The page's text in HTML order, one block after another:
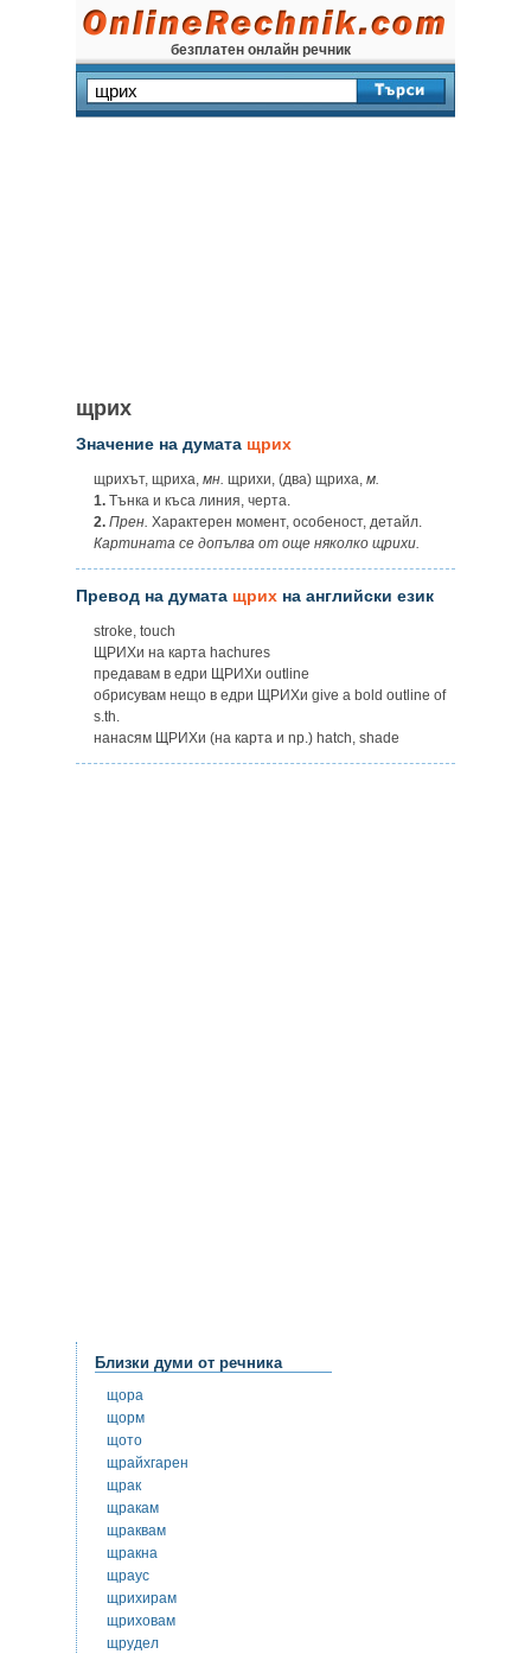
безплатен онлайн речник
щрих
Значение на думата щрих
щрихът, щриха, мн. щрихи, (два) щриха, м.
1. Тънка и къса линия, черта.
2. Прен. Характерен момент, особеност, детайл.
Картината се допълва от още няколко щрихи.
Превод на думата щрих на английски език
stroke, touch
ЩРИХи на карта hachures
предавам в едри ЩРИХи outline
обрисувам нещо в едри ЩРИХи give a bold outline оf
s.th.
нанасям ЩРИХи (на карта и np.) hatch, shade
Близки думи от речника
щора
щорм
щото
щрайхгарен
щрак
щракам
щраквам
щракна
щраус
щрихирам
щриховам
щрудел